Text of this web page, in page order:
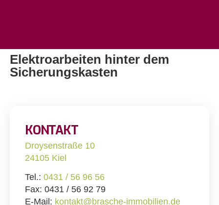
Elektroarbeiten hinter dem
Sicherungskasten
KONTAKT
Droysenstraße 10
24105 Kiel
Tel.: 0431 / 56 96 56
Fax: 0431 / 56 92 79
E-Mail: kontakt@brasche-immobilien.de